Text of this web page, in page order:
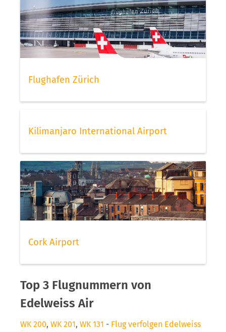
Flughafen Zürich
Kilimanjaro International Airport
Cork Airport
Top 3 Flugnummern von
Edelweiss Air
WK 200, WK 201, WK 131 - Flug verfolgen Edelweiss